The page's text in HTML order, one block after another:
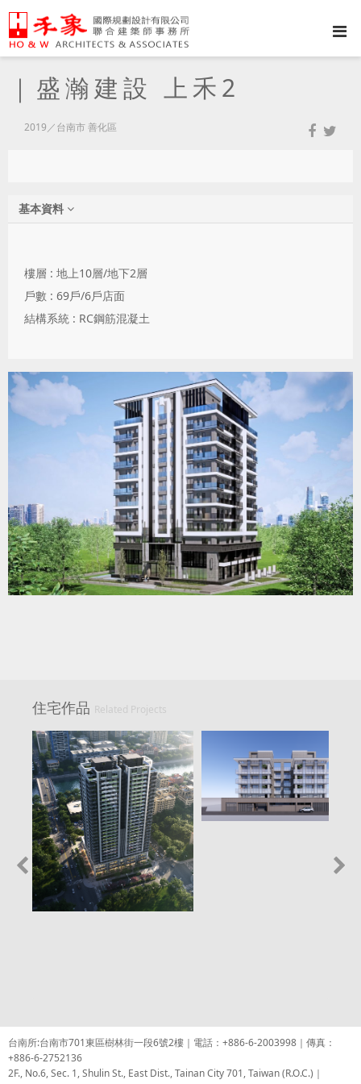
｜盛瀚建設 上禾2
2019／台南市 善化區
基本資料
樓層 : 地上10層/地下2層
戶數 : 69戶/6戶店面
結構系統 : RC鋼筋混凝土
住宅作品 Related Projects
台南所:台南市701東區樹林街一段6號2樓｜電話：+886-6-2003998｜傳真：
+886-6-2752136
2F., No.6, Sec. 1, Shulin St., East Dist., Tainan City 701, Taiwan (R.O.C.)｜